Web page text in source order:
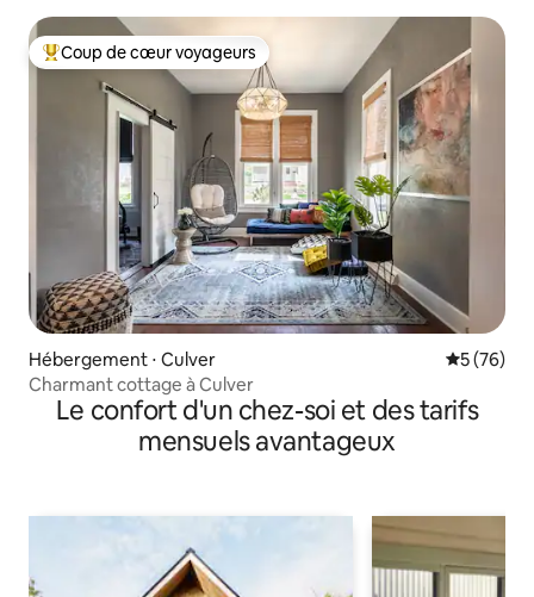
Coups de cœur voyageurs les plus appréciés
Coup de cœur voyageurs
Hébergement ⋅ Culver
5 (76)
Charmant cottage à Culver
Le confort d'un chez-soi et des tarifs
mensuels avantageux